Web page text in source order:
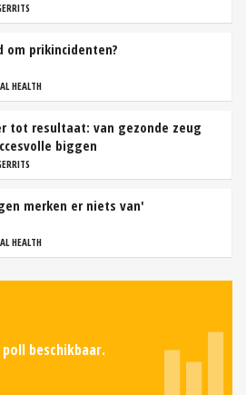
om prikincidenten?
HEALTH
tot resultaat: van gezonde zeug
biggen
merken er niets van'
HEALTH
beschikbaar.